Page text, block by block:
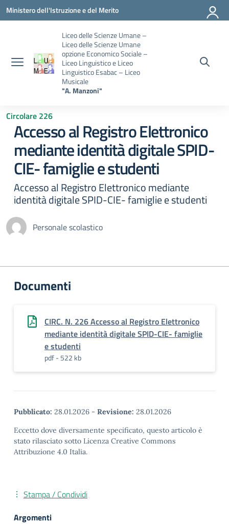
Vai ai contenuti
Vai al menu di navigazione
Vai al footer
Ministero dell'Istruzione e del Merito
Liceo delle Scienze Umane –
Liceo delle Scienze Umane
opzione Economico Sociale –
Liceo Linguistico e Liceo
Linguistico Esabac – Liceo
Musicale
"A. Manzoni"
Circolare 226
Accesso al Registro Elettronico
mediante identità digitale SPID-
CIE- famiglie e studenti
Accesso al Registro Elettronico mediante
identità digitale SPID-CIE- famiglie e studenti
Personale scolastico
Documenti
CIRC. N. 226 Accesso al Registro Elettronico
mediante identità digitale SPID-CIE- famiglie
e studenti
pdf - 522 kb
Pubblicato: 28.01.2026 - Revisione: 28.01.2026
Eccetto dove diversamente specificato, questo articolo è
stato rilasciato sotto Licenza Creative Commons
Attribuzione 4.0 Italia.
Stampa / Condividi
Argomenti